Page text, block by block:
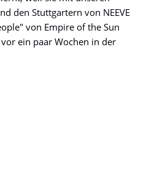
den Stuttgartern von NEEVE
von Empire of the Sun
ein paar Wochen in der